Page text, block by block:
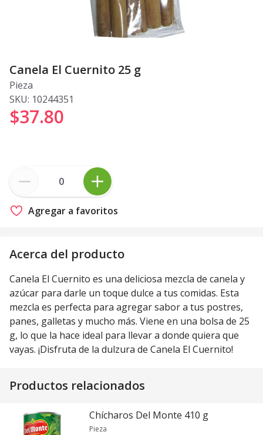
Canela El Cuernito 25 g
Pieza
SKU: 10244351
$37.80
Agregar a favoritos
Acerca del producto
Canela El Cuernito es una deliciosa mezcla de canela y
azúcar para darle un toque dulce a tus comidas. Esta
mezcla es perfecta para agregar sabor a tus postres,
panes, galletas y mucho más. Viene en una bolsa de 25
g, lo que la hace ideal para llevar a donde quiera que
vayas. ¡Disfruta de la dulzura de Canela El Cuernito!
Productos relacionados
Chícharos Del Monte 410 g
Pieza